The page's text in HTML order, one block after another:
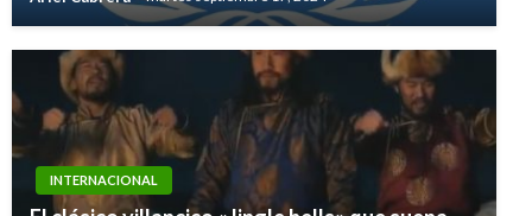
INTERNACIONAL